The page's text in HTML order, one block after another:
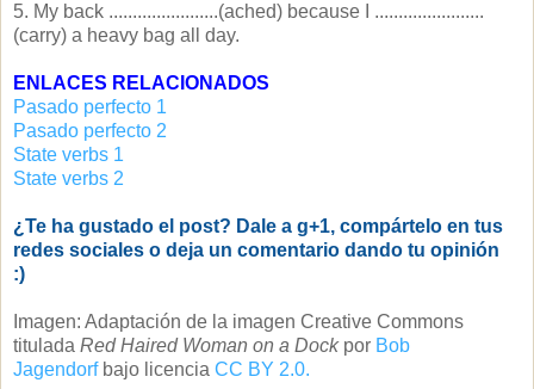
5. My back .......................(ached) because I .......................
(carry) a heavy bag all day.
ENLACES RELACIONADOS
Pasado perfecto 1
Pasado perfecto 2
State verbs 1
State verbs 2
¿Te ha gustado el post? Dale a g+1, compártelo en tus
redes sociales o deja un comentario dando tu opinión
:)
Imagen: Adaptación de la imagen Creative Commons
tituladaRed Haired Woman on a Dockpor Bob
Jagendorfbajo licenciaCC BY 2.0.